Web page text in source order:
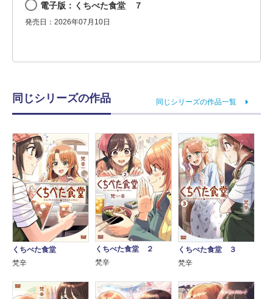
電子版：くちべた食堂 ７
発売日：2026年07月10日
同じシリーズの作品 同じシリーズの作品一覧
くちべた食堂
梵辛
くちべた食堂 ２
梵辛
くちべた食堂 ３
梵辛